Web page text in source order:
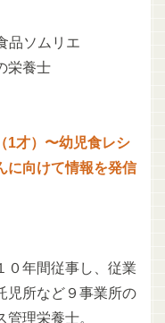
品ソムリエ
栄養士
1才）〜幼児食レシ
に向けて情報を発信
０年間従事し、従業
児所など９事業所の
理栄養士。